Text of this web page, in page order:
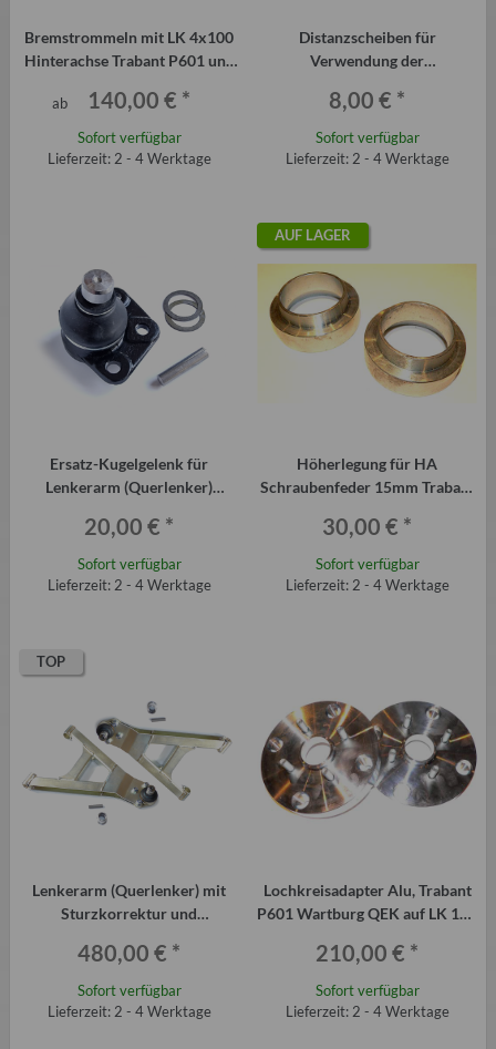
Bremstrommeln mit LK 4x100
Hinterachse Trabant P601 und
ab 140,00 € *
Sofort verfügbar
Lieferzeit: 2 - 4 Werktage
Distanzscheiben für
Verwendung der
beim P601 (Paar)
8,00 € *
Sofort verfügbar
Lieferzeit: 2 - 4 Werktage
Ersatz-Kugelgelenk für
Lenkerarm (Querlenker)
20,00 € *
Sofort verfügbar
Lieferzeit: 2 - 4 Werktage
AUF LAGER
Höherlegung für HA
Schraubenfeder 15mm Trabant
30,00 € *
Sofort verfügbar
Lieferzeit: 2 - 4 Werktage
TOP
Lenkerarm (Querlenker) mit
Sturzkorrektur und
(Paar)
480,00 € *
Sofort verfügbar
Lieferzeit: 2 - 4 Werktage
Lochkreisadapter Alu, Trabant
P601 Wartburg QEK auf LK 100
210,00 € *
Sofort verfügbar
Lieferzeit: 2 - 4 Werktage